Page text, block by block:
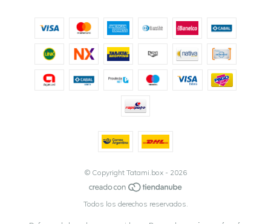
© Copyright Tatami.box - 2026
Todos los derechos reservados.